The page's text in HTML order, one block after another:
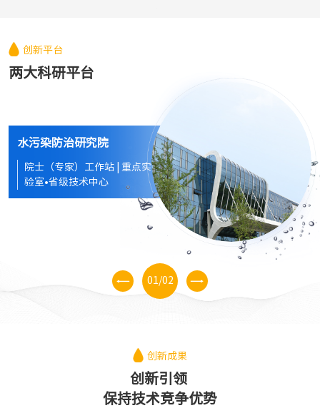
创新平台
两大科研平台
水污染防治研究院
院士（专家）工作站 | 重点实
验室•省级技术中心
01/02
创新成果
创新引领
保持技术竞争优势